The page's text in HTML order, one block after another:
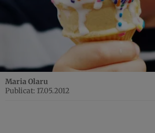
Maria Olaru
Publicat: 17.05.2012